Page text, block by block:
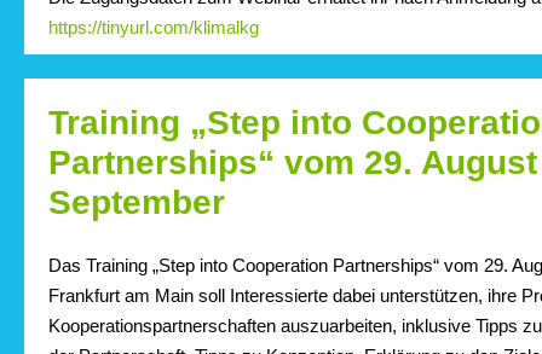
https://tinyurl.com/klimalkg
Training „Step into
Partnerships“ vom 29.
September
Das Training „Step into Cooperation Partnerships“ vom 29.
Frankfurt am Main soll Interessierte dabei unterstützen, ihre
Kooperationspartnerschaften auszuarbeiten, inklusive Tipps